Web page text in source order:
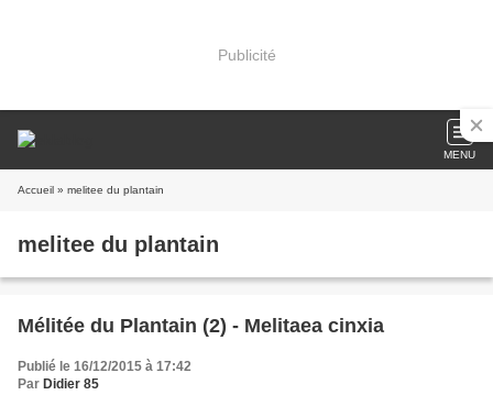
Publicité
MENU
Accueil » melitee du plantain
melitee du plantain
Mélitée du Plantain (2) - Melitaea cinxia
Publié le 16/12/2015 à 17:42
Par Didier 85